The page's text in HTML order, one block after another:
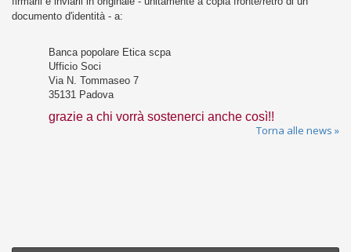
documento d'identità - a:
Banca popolare Etica scpa
Ufficio Soci
Via N. Tommaseo 7
35131 Padova
grazie a chi vorrà sostenerci anche così!!
Torna alle news »